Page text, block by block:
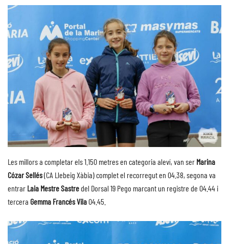
Les millors a completar els 1.150 metres en categoria aleví, van ser Marina
Cózar Sellés(CA Llebeig Xàbia) complet el recorregut en 04.38, segona va
entrar Laia Mestre Sastredel Dorsal 19 Pego marcant un registre de 04.44 i
tercera Gemma Francés Vila04.45.